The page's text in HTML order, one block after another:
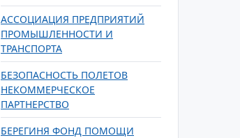
АССОЦИАЦИЯ ПРЕДПРИЯТИЙ
ПРОМЫШЛЕННОСТИ И
ТРАНСПОРТА
БЕЗОПАСНОСТЬ ПОЛЕТОВ
НЕКОММЕРЧЕСКОЕ
ПАРТНЕРСТВО
БЕРЕГИНЯ ФОНД ПОМОЩИ